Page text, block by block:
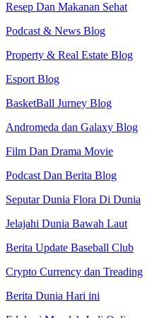
Resep Dan Makanan Sehat
Podcast & News Blog
Property & Real Estate Blog
Esport Blog
BasketBall Jurney Blog
Andromeda dan Galaxy Blog
Film Dan Drama Movie
Podcast Dan Berita Blog
Seputar Dunia Flora Di Dunia
Jelajahi Dunia Bawah Laut
Berita Update Baseball Club
Crypto Currency dan Treading
Berita Dunia Hari ini